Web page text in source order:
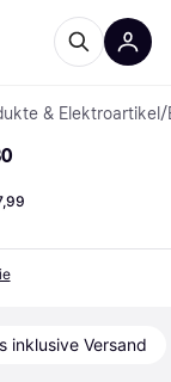
& Elektroartikel /
inklusive Versand